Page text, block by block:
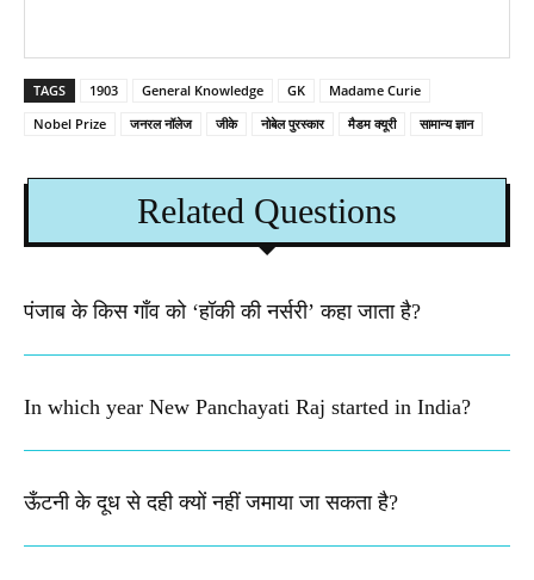
TAGS 1903 General Knowledge GK
Madame Curie
Nobel Prize
जनरल नॉलेज जीके नोबेल पुरस्कार मैडम क्यूरी सामान्य ज्ञान
Related Questions
पंजाब के किस गाँव को ‘हॉकी की नर्सरी’ कहा जाता है?
In which year New Panchayati Raj started in India?
ऊँटनी के दूध से दही क्यों नहीं जमाया जा सकता है?